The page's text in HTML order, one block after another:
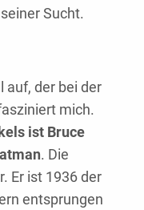
Sucht.
auf, der bei der
mich.
ist Bruce
. Die
Er ist 1936 der
entsprungen